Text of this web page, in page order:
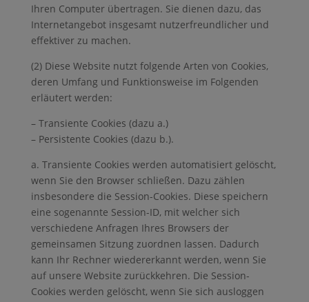
Ihren Computer übertragen. Sie dienen dazu, das
Internetangebot insgesamt nutzerfreundlicher und
effektiver zu machen.
(2) Diese Website nutzt folgende Arten von Cookies,
deren Umfang und Funktionsweise im Folgenden
erläutert werden:
– Transiente Cookies (dazu a.)
– Persistente Cookies (dazu b.).
a. Transiente Cookies werden automatisiert gelöscht,
wenn Sie den Browser schließen. Dazu zählen
insbesondere die Session-Cookies. Diese speichern
eine sogenannte Session-ID, mit welcher sich
verschiedene Anfragen Ihres Browsers der
gemeinsamen Sitzung zuordnen lassen. Dadurch
kann Ihr Rechner wiedererkannt werden, wenn Sie
auf unsere Website zurückkehren. Die Session-
Cookies werden gelöscht, wenn Sie sich ausloggen